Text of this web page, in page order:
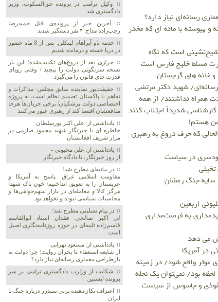
رسانه‌ای نیاز دارد؟
و پیوسته با ماده ای که مخدر
است که نگاه
مسلط خلیج فارس است
خانه های گرجستان
رسانه‌ای/ شهید دکتر مرتضی
همراه نداشتند/ از همه
شدیداً اجتناب کنند
من هستم!
که حرف دروغ به رهبری
در سیاست
سایه جنگ رمضان
اربعین
به فرصت‌مداری
می دهد
موثر واقع شود/ در زمینه
بود/ نمی‌توان یک نحله
و جاسوس از سیاست
وکیل ترامپ در پرونده حق‌السکوت، وزیر
دادگستری شد
آخرین خبر از پرونده‌ی قتل حمیدرضا
رجب‌زاده مداح: ۴ نفر دستگیر شدند
خدمه ناو آبراهام لینکلن: پس از 8 ماه حضور
در دریا خسته و درمانده‌ شدیم
خرازی بعد از دروغ‌های تکذیب‌شده؛ این بار
نسخه سرنگونی دولت را پیچید / وقتی رویای
قدرت جای قانون را می‌گیرد
حقیقت‌پور نماینده سابق مجلس: مذاکرات و
تفاهم با پاکستان تصمیم نظام است، نه پروژه
اختصاصی دولت پزشکیان/ برخی جریان‌ها هرجا
منافعشان اقتضا کند از رهبری عبور می‌کنند
یادداشتی از: علی اکبر پورسلطان
خاطره ای با خبرنگار شهید محمود صارمی در
مزار شریف افغانستان
یادداشتی از: علی محبوبی -
از روز خبرنگار، تا دادگاه خبرنگار
در بیانیه‌ای مطرح شد؛
مقاومت اسلامی عراق: پاسخ به آمریکا و
عربستان را به تعویق انداختیم/ خون پاک شهدا
هرگز کالا و معامله‌ای در بازار سهم‌خواهی‌ها و
محاسبات سیاسی نبوده و نخواهد بود
در پیام تسلیتی مطرح شد؛
لی اکبر صالحی: فقدان استاد ابوالقاسم
قاسم‌زاده ثلمه‌ای در حوزه روزنامه‌نگاری اصیل
است
یادداشتی از: مسعود تهرانی
از شایعه استعفاء تا بحران روایت؛ چرا دولت به
بازطراحی معماری رسانه‌ای نیاز دارد؟
شکایت از وزارت دادگستری ترامپ بر سر
پرونده اپستین
اعتراف تکان‌دهنده برنی سندرز درباره جنگ با
ایران